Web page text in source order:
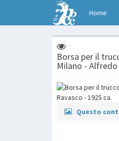
Home
Borsa per il
Milano - Alfredo
Questo